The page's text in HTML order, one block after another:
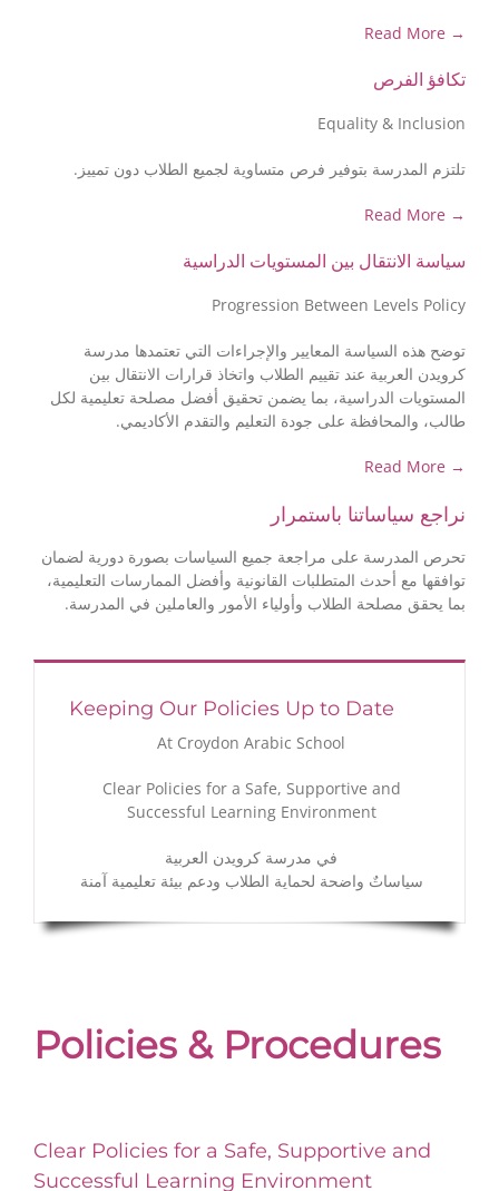
→ Read More
تكافؤ الفرص
Equality & Inclusion
تلتزم المدرسة بتوفير فرص متساوية لجميع الطلاب دون تمييز.
→ Read More
سياسة الانتقال بين المستويات الدراسية
Progression Between Levels Policy
توضح هذه السياسة المعايير والإجراءات التي تعتمدها مدرسة
كرويدن العربية عند تقييم الطلاب واتخاذ قرارات الانتقال بين
المستويات الدراسية، بما يضمن تحقيق أفضل مصلحة تعليمية لكل
طالب، والمحافظة على جودة التعليم والتقدم الأكاديمي.
→ Read More
نراجع سياساتنا باستمرار
تحرص المدرسة على مراجعة جميع السياسات بصورة دورية لضمان
توافقها مع أحدث المتطلبات القانونية وأفضل الممارسات التعليمية،
بما يحقق مصلحة الطلاب وأولياء الأمور والعاملين في المدرسة.
Keeping Our Policies Up to Date
At Croydon Arabic School
Clear Policies for a Safe, Supportive and
Successful Learning Environment
في مدرسة كرويدن العربية
سياساتٌ واضحة لحماية الطلاب ودعم بيئة تعليمية آمنة
Policies & Procedures
Clear Policies for a Safe, Supportive and
Successful Learning Environment